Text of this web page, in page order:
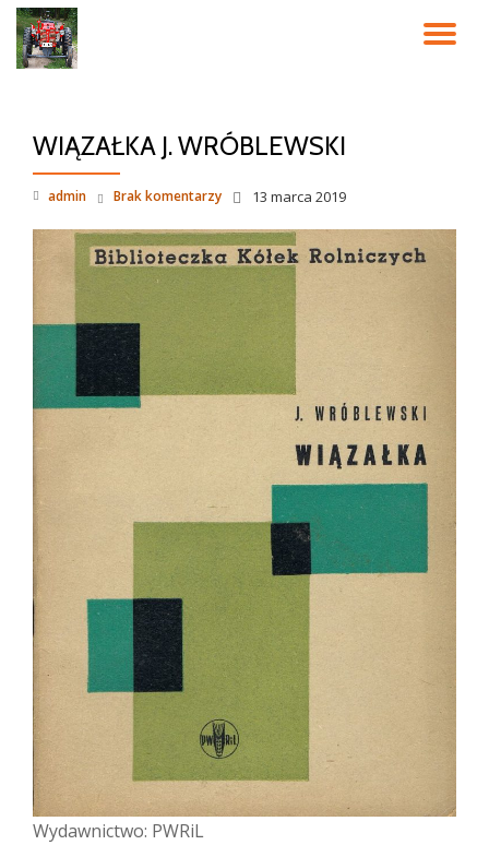
Przeskocz
WIĄZAŁKA J. WRÓBLEWSKI
admin 13 marca 2019
Brak komentarzy
Wydawnictwo: PWRiL